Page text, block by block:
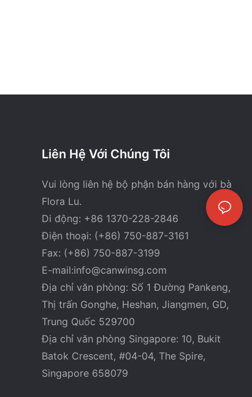
Liên Hệ Với Chúng Tôi
Vui lòng liên hệ bộ phận bán hàng với bà
Flora Lu.
Di động: +86 1370-228-2846
Điện thoại: (+86) 750-887-3161
Fax: (+86) 750-887-3199
E-mail:info@canwinsg.com
Địa chỉ văn phòng: Số 1 Đường Pankeng,
Thị trấn Gonghe, Heshan, Jiangmen, GD,
Trung Quốc 529700
Địa chỉ văn phòng Singapore: 10, Bukit
Batok Crescent, #04-04, The Spire,
Singapore 658079